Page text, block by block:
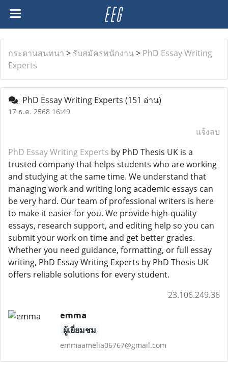
กระดานสนทนา > รับสมัครพนักงาน> PhD Essay Writing
Experts
PhD Essay Writing Experts (151 อ่าน)
17 ธ.ค. 2568 16:49
แจ้งลบ
PhD Essay Writing Experts by PhD Thesis UK is a
trusted company that helps students who are working
and studying at the same time. We understand that
managing work and writing long academic essays can
be very hard. Our team of professional writers is here
to make it easier for you. We provide high-quality
essays, research support, and editing help so you can
submit your work on time and get better grades.
Whether you need guidance, formatting, or full essay
writing, PhD Essay Writing Experts by PhD Thesis UK
offers reliable solutions for every student.
23.106.249.36
emma
ผู้เยี่ยมชม
emmaamelia06767@gmail.com